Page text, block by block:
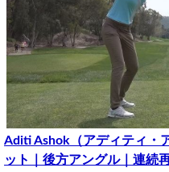
Aditi Ashok（アディティ・
ット｜後方アングル｜連続